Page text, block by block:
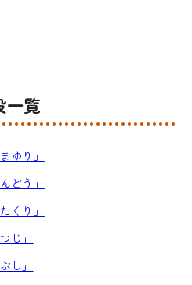
覧
ゆり」
どう」
くり」
じ」
し」